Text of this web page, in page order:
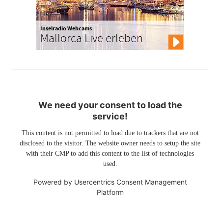
Inselradio Webcams
Mallorca Live erleben
We need your consent to load the
service!
This content is not permitted to load due to trackers that are not
disclosed to the visitor. The website owner needs to setup the site
with their CMP to add this content to the list of technologies
used.
Powered by Usercentrics Consent Management
Platform